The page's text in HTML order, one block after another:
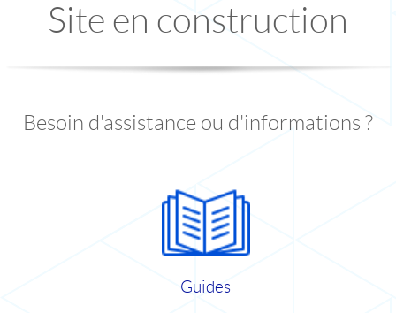
Site en construction
Besoin d'assistance ou d'informations ?
Guides